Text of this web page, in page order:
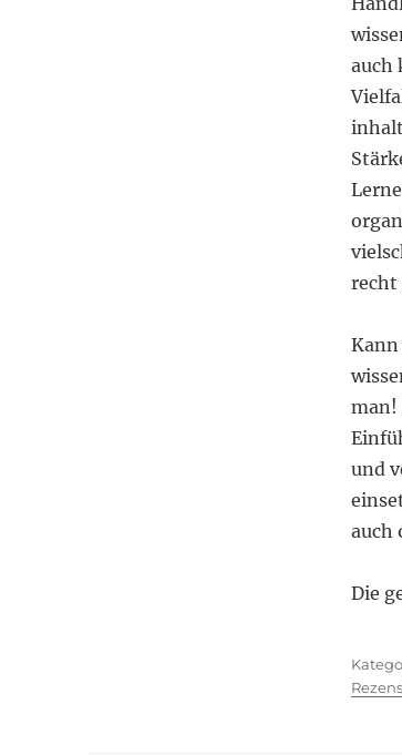
auch
man!
und
auch
Die